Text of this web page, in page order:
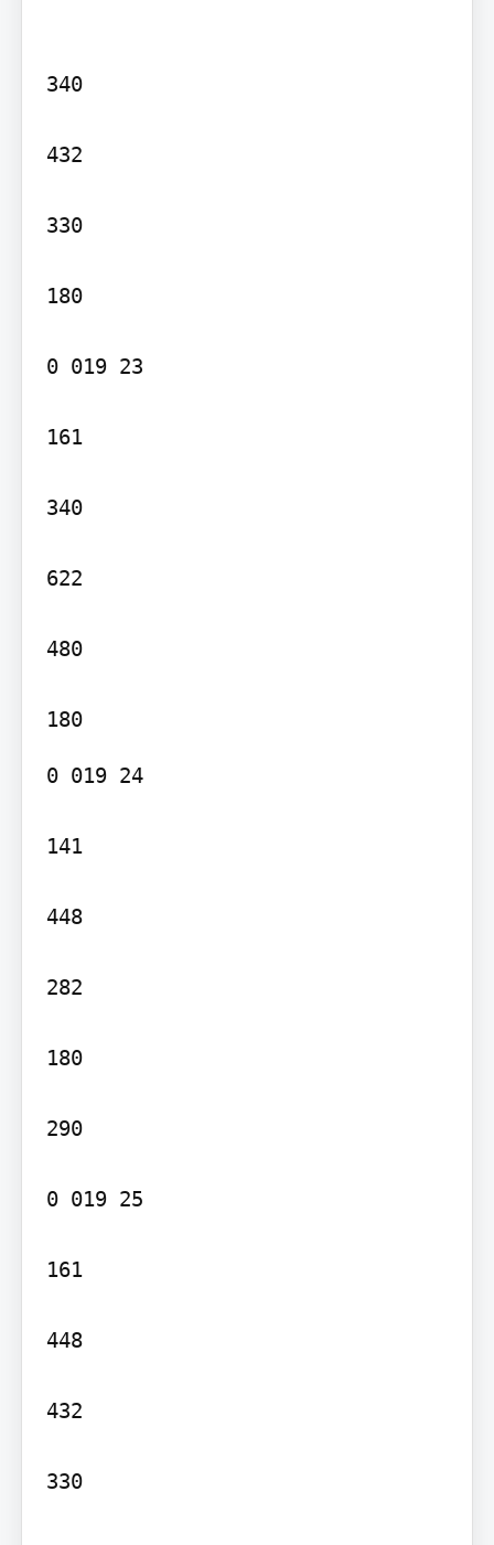
340
432
330
180
0 019 23
161
340
622
480
180
0 019 24
141
448
282
180
290
0 019 25
161
448
432
330